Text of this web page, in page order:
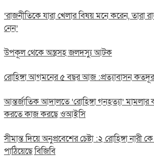
‘রাজনীতিকে যারা খেলার বিষয় মনে করেন, তারা
নেন’
উপকূল থেকে অস্ত্রসহ জলদস্যু আটক
রোহিঙ্গা আগমনের ৫ বছর আজ :প্রত্যাবাসন
আন্তর্জাতিক আদালতে ‘রোহিঙ্গা গনহত্যা’ মামলার
করতে কাজ করছে ওআইসি
সীমান্ত দিয়ে অনুপ্রবেশের চেষ্টা :২ রোহিঙ্গা নারী
পাঠিয়েছে বিজিবি